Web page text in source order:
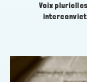
Voix